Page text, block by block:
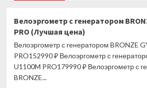
велотренажер
UNIX
Fit
BR-
(Лучшая
Велоэргометр с генератором
PRO (Лучшая цена)
Велоэргометр с генератором BRONZE
PRO152990 ₽ Велоэргометр с
U1100M PRO179990 ₽ Велоэргометр с
BRONZE...